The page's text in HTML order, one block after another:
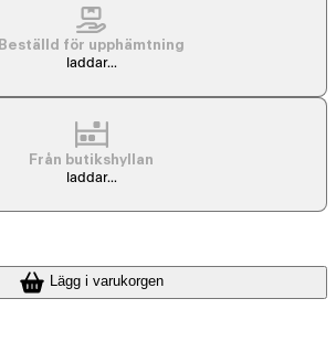
Beställd för upphämtning
laddar...
Från butikshyllan
laddar...
Lägg i varukorgen